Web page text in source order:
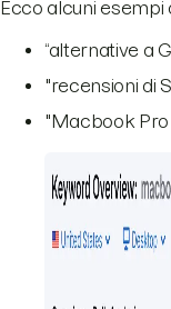
Ecco alcuni
“alternative a
"recensioni di
"Macbook